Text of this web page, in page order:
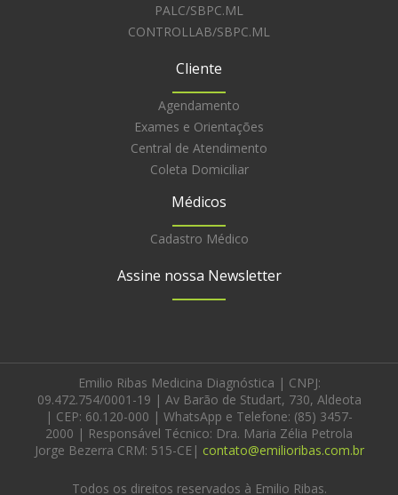
PALC/SBPC.ML
CONTROLLAB/SBPC.ML
Cliente
Agendamento
Exames e Orientações
Central de Atendimento
Coleta Domiciliar
Médicos
Cadastro Médico
Assine nossa Newsletter
Emilio Ribas Medicina Diagnóstica | CNPJ:
09.472.754/0001-19 | Av Barão de Studart, 730, Aldeota
| CEP: 60.120-000 | WhatsApp e Telefone: (85) 3457-
2000 | Responsável Técnico: Dra. Maria Zélia Petrola
Jorge Bezerra CRM: 515-CE| contato@emilioribas.com.br
Todos os direitos reservados à Emilio Ribas.